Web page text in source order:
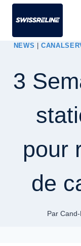
NEWS |
3
pour
de
Par